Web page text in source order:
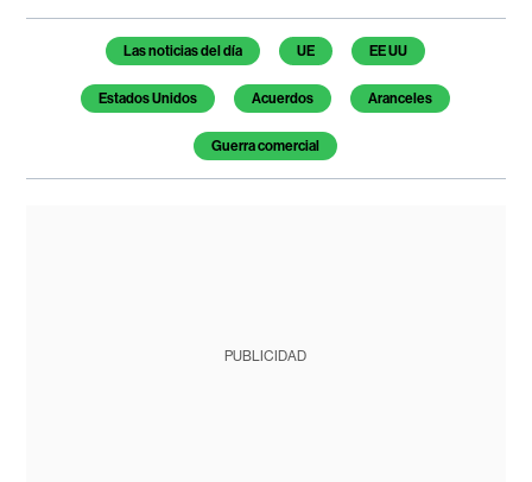
Temas de este artículo
Las noticias del día UE EE UU
Estados Unidos Acuerdos Aranceles
Guerra comercial
PUBLICIDAD